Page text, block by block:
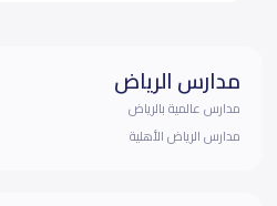
مدارس الرياض
مدارس عالمية بالرياض
مدارس الرياض الأهلية